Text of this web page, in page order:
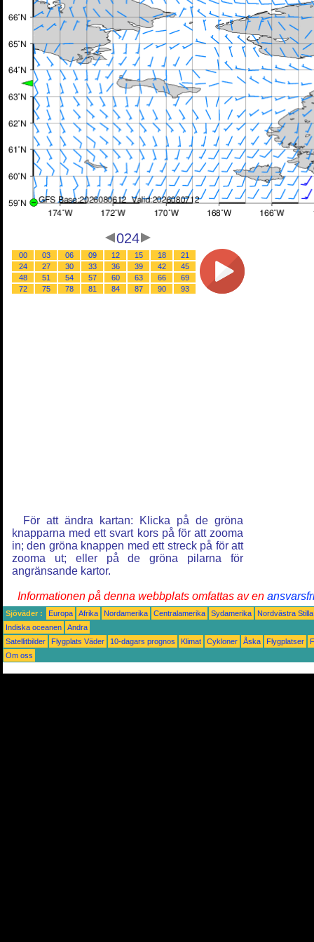
024
00 03 06 09 12 15 18
21
24
27 30 33 36 39 42
45
48
51 54 57 60 63 66
69
72
75 78 81 84 87 90 93
För att ändra kartan: Klicka på de gröna
knapparna med ett svart kors på för att zooma
in; den gröna knappen med ett streck på för att
zooma ut; eller på de gröna pilarna för
angränsande kartor.
Informationen på denna webbplats omfattas av en
Sjöväder : Europa Afrika Nordamerika Centralamerika Sydamerika
Nordvästra
Indiska oceanen
Andra
Satellitbilder
Flygplats Väder 10-dagars prognos Klimat Cykloner Åska Flygplatser
Om oss